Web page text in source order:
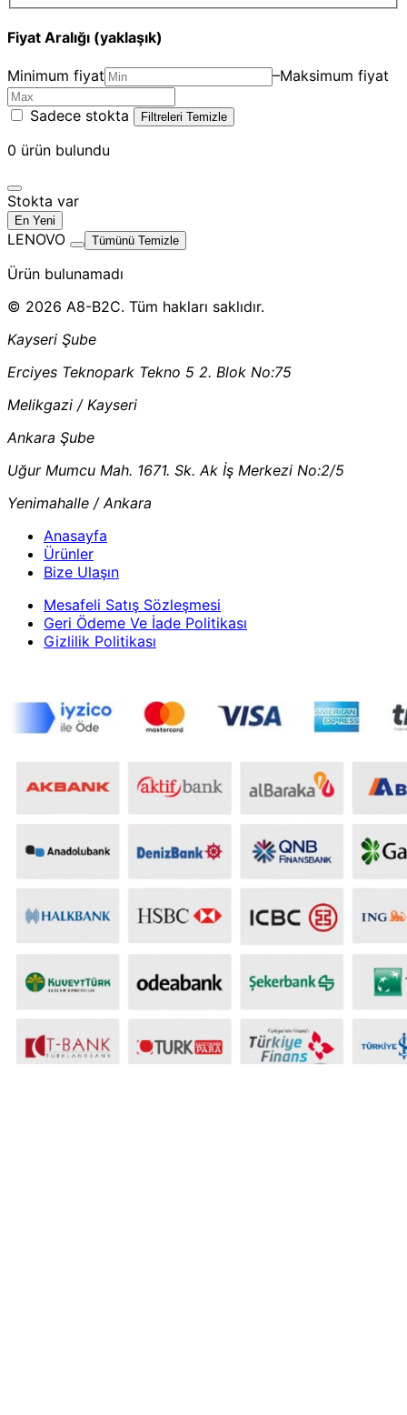
Fiyat Aralığı (yaklaşık)
Minimum fiyat –Maksimum fiyat
Sadece stokta Filtreleri Temizle
0 ürün bulundu
Stokta var
En Yeni
LENOVO Tümünü Temizle
Ürün bulunamadı
© 2026 A8-B2C. Tüm hakları saklıdır.
Kayseri Şube
Erciyes Teknopark Tekno 5 2. Blok No:75
Melikgazi / Kayseri
Ankara Şube
Uğur Mumcu Mah. 1671. Sk. Ak İş Merkezi No:2/5
Yenimahalle / Ankara
Anasayfa
Ürünler
Bize Ulaşın
Mesafeli Satış Sözleşmesi
Geri Ödeme Ve İade Politikası
Gizlilik Politikası